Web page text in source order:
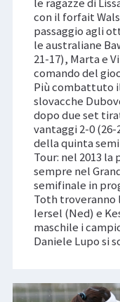
con il forfait
passaggio agli
le australiane
21-17), Marta e
comando del
Più combattuto
slovacche
dopo due set
vantaggi 2-0
della quinta
Tour: nel 2013
sempre nel
semifinale in
Toth troveranno
Iersel (Ned) e
maschile i
Daniele Lupo si